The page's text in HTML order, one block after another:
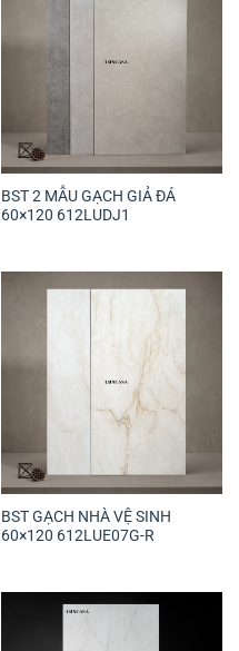
BST 2 MẪU GẠCH GIẢ ĐÁ
60×120 612LUDJ1
BST GẠCH NHÀ VỆ SINH
60×120 612LUE07G-R